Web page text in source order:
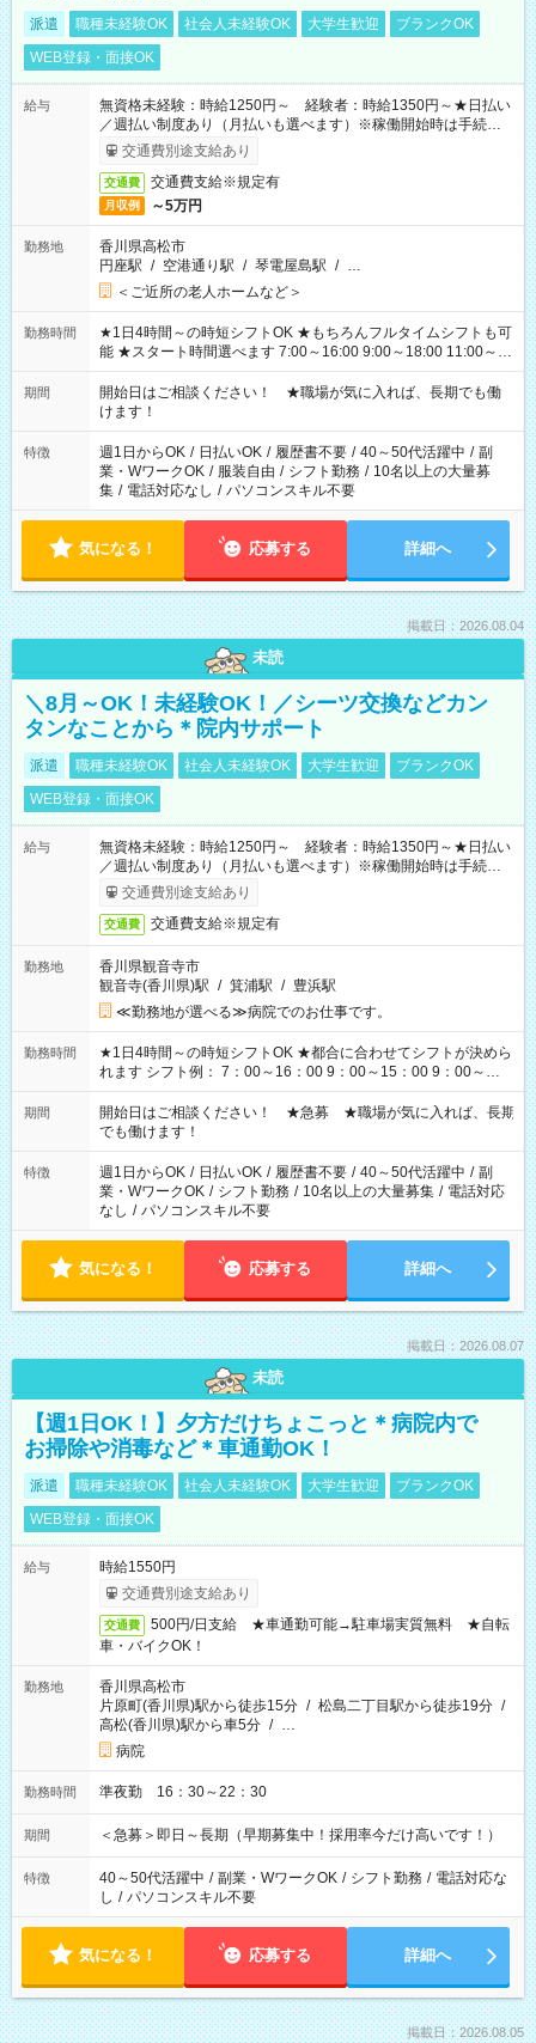
派遣 職種未経験OK 社会人未経験OK 大学生歓迎
ブランクOK
WEB登録・面接OK
給与
無資格未経験：時給1250円～ 経験者：時給1350円～★日払い
／週払い制度あり（月払いも選べます）※稼働開始時は手続き完
了次第のお支払いとなります。
交通費別途支給あり
交通費 交通費支給※規定有
月収例 ～5万円
勤務地
香川県高松市
円座駅 / 空港通り駅 / 琴電屋島駅 / …
＜ご近所の老人ホームなど＞
勤務時間
★1日4時間～の時短シフトOK ★もちろんフルタイムシフトも可
能 ★スタート時間選べます 7:00～16:00 9:00～18:00 11:00～
20:00 など 残業なし！ ※Wワークの場合、他のお仕事と合わせ
週40時間超の就業はご案内できません ※法令に基づき、週20時
間以上勤務は社会保険への加入対象となります ※労働者派遣法
（日雇い派遣の原則禁止）により、短時間・短期間の就業はご
案内が難しい場合があります
期間
開始日はご相談ください！ ★職場が気に入れば、長期でも働
けます！
特徴 週1日からOK / 日払いOK / 履歴書不要 / 40～50代活躍中 / 副
業・WワークOK / 服装自由 / シフト勤務 / 10名以上の大量募
集 / 電話対応なし / パソコンスキル不要
気になる！ 応募する 詳細へ
掲載日：2026.08.04
未読
＼8月～OK！未経験OK！／シーツ交換などカン
タンなことから＊院内サポート
派遣 職種未経験OK 社会人未経験OK 大学生歓迎
ブランクOK
WEB登録・面接OK
給与
無資格未経験：時給1250円～ 経験者：時給1350円～★日払い
／週払い制度あり（月払いも選べます）※稼働開始時は手続き完
了次第のお支払いとなります。
交通費別途支給あり
交通費 交通費支給※規定有
勤務地
香川県観音寺市
観音寺(香川県)駅 / 箕浦駅 / 豊浜駅
≪勤務地が選べる≫病院でのお仕事です。
勤務時間
★1日4時間～の時短シフトOK ★都合に合わせてシフトが決めら
れます シフト例： 7：00～16：00 9：00～15：00 9：00～
18：00 11：00～20：00 など ※Wワークの場合、他のお仕事と
合わせ週40時間超の就業はご案内できません ※法令に基づき、
週20時間以上勤務は社会保険への加入対象となります ※労働者
派遣法（日雇い派遣の原則禁止）により、短時間・短期間の就
業はご案内が難しい場合があります
期間
開始日はご相談ください！ ★急募 ★職場が気に入れば、長期
でも働けます！
特徴 週1日からOK / 日払いOK / 履歴書不要 / 40～50代活躍中 / 副
業・WワークOK / シフト勤務 / 10名以上の大量募集 / 電話対応
なし / パソコンスキル不要
気になる！ 応募する 詳細へ
掲載日：2026.08.07
未読
【週1日OK！】夕方だけちょこっと＊病院内で
お掃除や消毒など＊車通勤OK！
派遣 職種未経験OK 社会人未経験OK 大学生歓迎
ブランクOK
WEB登録・面接OK
給与
時給1550円
交通費別途支給あり
交通費
500円/日支給 ★車通勤可能→駐車場実質無料 ★自転
車・バイクOK！
勤務地
香川県高松市
片原町(香川県)駅から徒歩15分 / 松島二丁目駅から徒歩19分 /
高松(香川県)駅から車5分 / …
病院
勤務時間 準夜勤 16：30～22：30
期間 ＜急募＞即日～長期（早期募集中！採用率今だけ高いです！）
特徴 40～50代活躍中 / 副業・WワークOK / シフト勤務 / 電話対応な
し / パソコンスキル不要
気になる！ 応募する 詳細へ
掲載日：2026.08.05